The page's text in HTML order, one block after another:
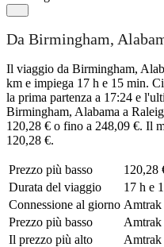
Da Birmingham,
Il viaggio da Birmingham,
km e impiega 17 h e 15 min.
la prima partenza a 17:24 e
Birmingham, Alabama a
120,28 € o fino a 248,09 €. Il
120,28 €.
Prezzo più basso
120,28
Durata del viaggio
17 h e
Connessione al giorno Amtrak
Prezzo più basso
Amtrak
Il prezzo più alto
Amtrak